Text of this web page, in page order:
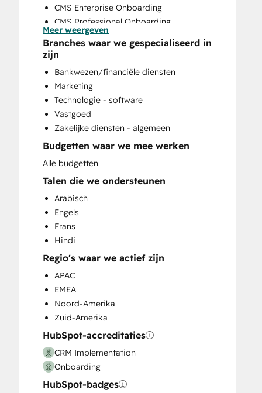
CMS Enterprise Onboarding
CMS Professional Onboarding
Community Management
Content Creation
CRM Implementation
CRM Migration
Custom API Integrations
Customer Marketing
Customer Success Training
Customer Support Training
Customer Survey and Analysis
Email Marketing
Help Desk Implementation
HubSpot Onboarding
Knowledge Base Development
Marketing Hub Enterprise Onboarding
Marketing Hub Professional Onboarding
Paid Advertising
Programmable Automation
Public Relations
Sales and Marketing Alignment
Sales Coaching and Training
Sales Enablement
Sales Hub Enterprise Onboarding
Sales Hub Professional Onboarding
Search Engine Optimization
Meer weergeven
Branches waar we gespecialiseerd in
zijn
Bankwezen/financiële diensten
Marketing
Technologie - software
Vastgoed
Zakelijke diensten - algemeen
Budgetten waar we mee werken
Alle budgetten
Talen die we ondersteunen
Arabisch
Engels
Frans
Hindi
Regio's waar we actief zijn
APAC
EMEA
Noord-Amerika
Zuid-Amerika
HubSpot-accreditaties
CRM Implementation
Onboarding
HubSpot-badges